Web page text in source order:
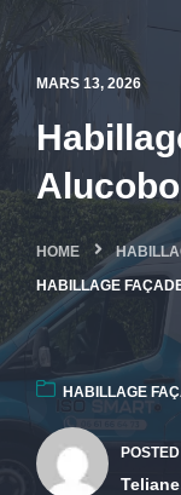
MARS 13, 2026
HOME
HABILLAGE
HABILLAGE
Teliane